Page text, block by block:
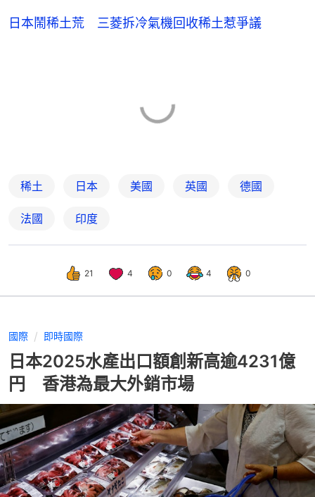
日本鬧稀土荒 三菱拆冷氣機回收稀土惹爭議
稀土 日本 美國 英國 德國
法國 印度
21 4 0 4 0
國際 即時國際
日本2025水產出口額創新高逾4231億
円 香港為最大外銷市場